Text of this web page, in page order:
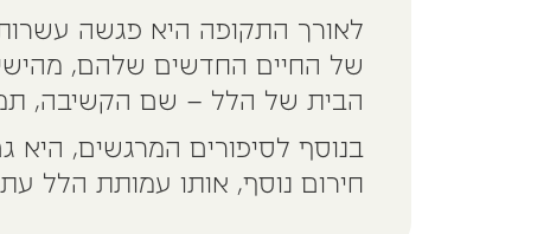
לאורך התקופה היא פגשה
של החיים החדשים שלהם,
הבית של הלל – שם הקשיבה,
בנוסף לסיפורים המרגשים,
חירום נוסף, אותו עמותת הלל